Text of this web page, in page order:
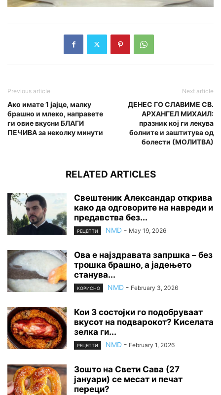
Previous article
Ако имате 1 јајце, малку
брашно и млеко, направете
ги овие вкусни БЛАГИ
ПЕЧИВА за неколку минути
Next article
ДЕНЕС ГО СЛАВИМЕ СВ.
АРХАНГЕЛ МИХАИЛ:
празник кој ги лекува
болните и заштитува од
болести (МОЛИТВА)
RELATED ARTICLES
Свештеник Александар открива
како да одговорите на навреди и
предавства без...
РЕЦЕПТИ NMD - May 19, 2026
Ова е најздравата запршка – без
трошка брашно, а јадењето
станува...
КОРИСНО NMD - February 3, 2026
Кои 3 состојки го подобруваат
вкусот на подварокот? Киселата
зелка ги...
РЕЦЕПТИ NMD - February 1, 2026
Зошто на Свети Сава (27
јануари) се месат и печат
переци?